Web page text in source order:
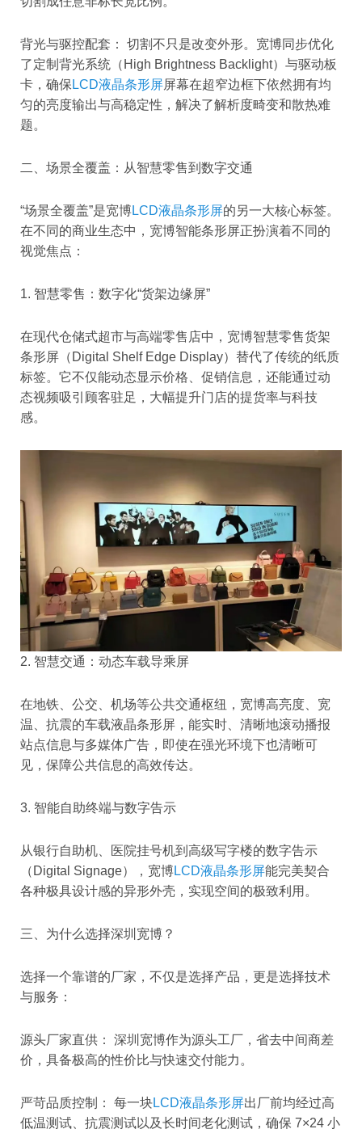
背光与驱控配套： 切割不只是改变外形。宽博同步优化
了定制背光系统（High Brightness Backlight）与驱动板
卡，确保 LCD液晶条形屏屏幕在超窄边框下依然拥有均
匀的亮度输出与高稳定性，解决了解析度畸变和散热难
题。
二、场景全覆盖：从智慧零售到数字交通
“场景全覆盖”是宽博LCD液晶条形屏的另一大核心标签。
在不同的商业生态中，宽博智能条形屏正扮演着不同的
视觉焦点：
1. 智慧零售：数字化“货架边缘屏”
在现代仓储式超市与高端零售店中，宽博智慧零售货架
条形屏（Digital Shelf Edge Display）替代了传统的纸质
标签。它不仅能动态显示价格、促销信息，还能通过动
态视频吸引顾客驻足，大幅提升门店的提货率与科技
感。
2. 智慧交通：动态车载导乘屏
在地铁、公交、机场等公共交通枢纽，宽博高亮度、宽
温、抗震的车载液晶条形屏，能实时、清晰地滚动播报
站点信息与多媒体广告，即使在强光环境下也清晰可
见，保障公共信息的高效传达。
3. 智能自助终端与数字告示
从银行自助机、医院挂号机到高级写字楼的数字告示
（Digital Signage），宽博LCD液晶条形屏能完美契合
各种极具设计感的异形外壳，实现空间的极致利用。
三、为什么选择深圳宽博？
选择一个靠谱的厂家，不仅是选择产品，更是选择技术
与服务：
源头厂家直供： 深圳宽博作为源头工厂，省去中间商差
价，具备极高的性价比与快速交付能力。
严苛品质控制： 每一块LCD液晶条形屏出厂前均经过高
低温测试、抗震测试以及长时间老化测试，确保 7×24 小